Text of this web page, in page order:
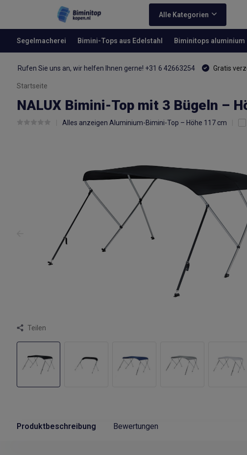
Alle Kategorien
Segelmacherei Bimini-Tops aus Edelstahl Biminitops aluminium
Rufen Sie uns an, wir helfen Ihnen gerne! +31 6 42663254 Gratis
Startseite
NALUX Bimini-Top mit 3 Bügeln –
Alles anzeigen Aluminium-Bimini-Top – Höhe 117 cm
Teilen
Produktbeschreibung Bewertungen